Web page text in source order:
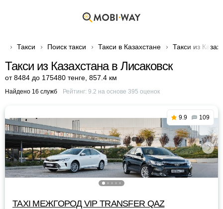
Такси Поиск такси Такси в Казахстане Такси из
Такси из Казахстана в Лисаковск
от 8484 до 175480 тенге 857.4 км
Найдено 16 служб Рейтинг: 9.2 на основе 395 оценок
9.9 109
TAXI МЕЖГОРОД VIP TRANSFER QАZ